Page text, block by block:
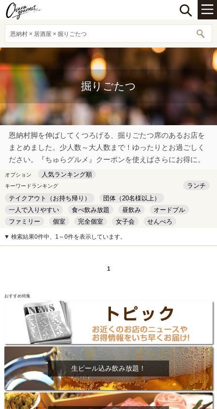
恩納村 × 居酒屋 × 掘りごたつ
掘りごたつ
恩納村脚を伸ばしてくつろげる、掘りごたつ席のあるお店を
まとめました。少人数～大人数まで！ゆったりとお過ごしく
ださい。『ちゅらグルメ』クーポンを使えばさらにお得に。
オプション 人気ランキング順
キーワードランキング
ランチ
テイクアウト（お持ち帰り）
団体（20名様以上）
一人で入りやすい
食べ飲み放題 昼飲み
オードブル
ファミリー
個室 完全個室 女子会
せんべろ
キッズルーム
安い デート
▼ 検索結果0件中、1～0件を表示しています。
1
おすすめ特集
生ビール込み飲み放題！